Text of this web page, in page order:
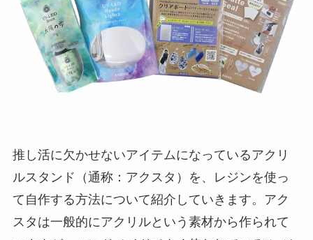
推し活に欠かせないアイテムになっているアクリ
ルスタンド（通称：アクスタ）を、レジンを使っ
て自作する方法について紹介していきます。アク
スタは一般的にアクリルという素材から作られて